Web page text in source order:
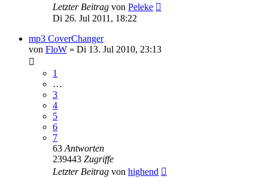
Letzter Beitrag von Peleke
Di 26. Jul 2011, 18:22
mp3 CoverChanger
von FloW » Di 13. Jul 2010, 23:13
1
…
3
4
5
6
7
63 Antworten
239443 Zugriffe
Letzter Beitrag von highend